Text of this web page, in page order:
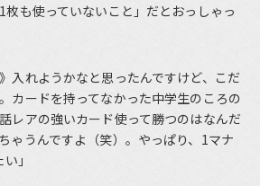
枚も使っていないこと」だとおっしゃっ
》入れようかなと思ったんですけど、こだ
カードを持ってなかった中学生のころの
レアの強いカード使って勝つのはなんだ
ゃうんですよ（笑）。やっぱり、1マナ
」